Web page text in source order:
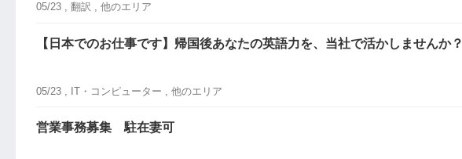
05/23 , 翻訳 , 他のエリア
【日本でのお仕事です】帰国後あなたの英語力を、当社で活かしませんか？
05/23 , IT・コンピューター , 他のエリア
営業事務募集 駐在妻可